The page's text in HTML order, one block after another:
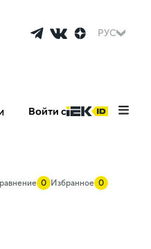
РУС
Войти с
0 Избранное 0